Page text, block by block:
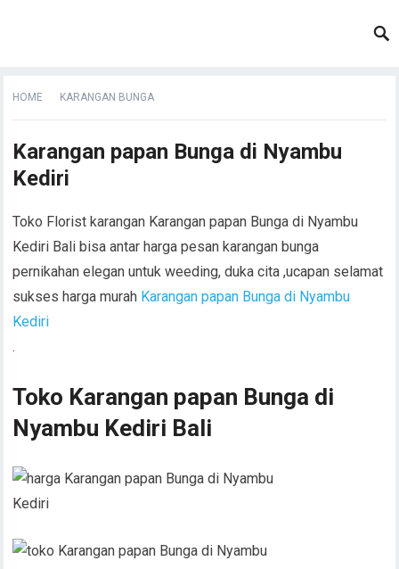
HOME KARANGAN BUNGA
Karangan papan Bunga di Nyambu
Kediri
Toko Florist karangan Karangan papan Bunga di Nyambu
Kediri Bali bisa antar harga pesan karangan bunga
pernikahan elegan untuk weeding, duka cita ,ucapan selamat
sukses harga murah Karangan papan Bunga di Nyambu
Kediri
.
Toko Karangan papan Bunga di
Nyambu Kediri Bali